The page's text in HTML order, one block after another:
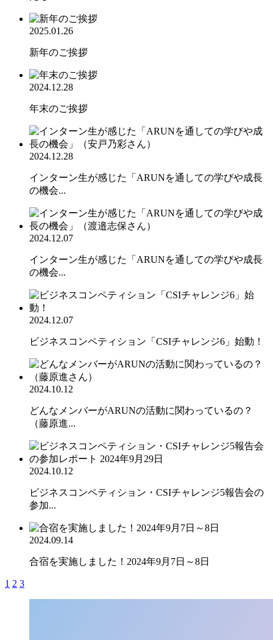
2025.01.26
新年のご挨拶
2024.12.28
年末のご挨拶
2024.12.28
インターン生が感じた「ARUNを通しての学びや成長
の機会...
2024.12.07
インターン生が感じた「ARUNを通しての学びや成長
の機会...
2024.12.07
ビジネスコンペティション「CSIチャレンジ6」始動！
2024.10.12
どんなメンバーがARUNの活動に関わっているの？
（藤原進...
2024.10.12
ビジネスコンペティション・CSIチャレンジ5報告会の
参加...
2024.09.14
合宿を実施しました！2024年9月7日～8日
1 2 3